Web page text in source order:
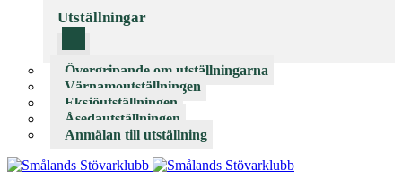
Utställningar
Övergripande om utställningarna
Värnamoutställningen
Eksjöutställningen
Åsedautställningen
Anmälan till utställning